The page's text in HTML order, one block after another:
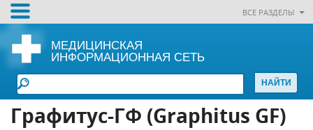
ВСЕ РАЗДЕЛЫ
МЕДИЦИНСКАЯ
ИНФОРМАЦИОННАЯ СЕТЬ
Графитус-ГФ (Graphitus GF)